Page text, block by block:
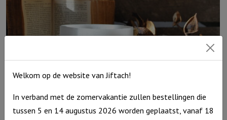
jou,
Ivoor
Welkom op de website van Jiftach!
In verband met de zomervakantie zullen bestellingen die
tussen 5 en 14 augustus 2026 worden geplaatst, vanaf 18